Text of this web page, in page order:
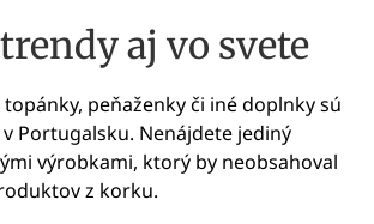
aj vo svete
peňaženky či iné doplnky sú
v Portugalsku. Nenájdete jediný
výrobkami, ktorý by neobsahoval
z korku.